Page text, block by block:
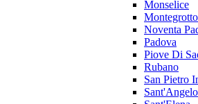
Monselice
Noventa
Padova
Piove Di
Rubano
San Pietro